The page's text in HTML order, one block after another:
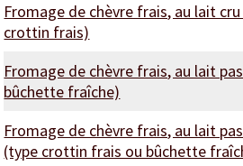
Fromage de chèvre frais, au lait
crottin frais)
Fromage de chèvre frais, au lait
bûchette fraîche)
Fromage de chèvre frais, au lait
(type crottin frais ou bûchette